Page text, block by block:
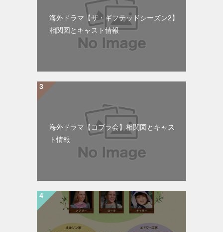
海外ドラマ【ザ・ギフテッドシーズン2】
相関図とキャスト情報
海外ドラマ【コブラ会】相関図とキャス
ト情報